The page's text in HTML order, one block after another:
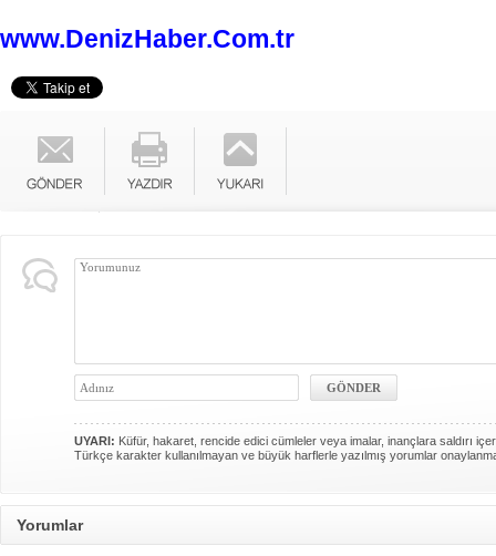
www.DenizHaber.Com.tr
UYARI: Küfür, hakaret, rencide edici cümleler veya imalar, inançlara saldırı
Türkçe karakter kullanılmayan ve büyük harflerle yazılmış yorumlar
Yorumlar